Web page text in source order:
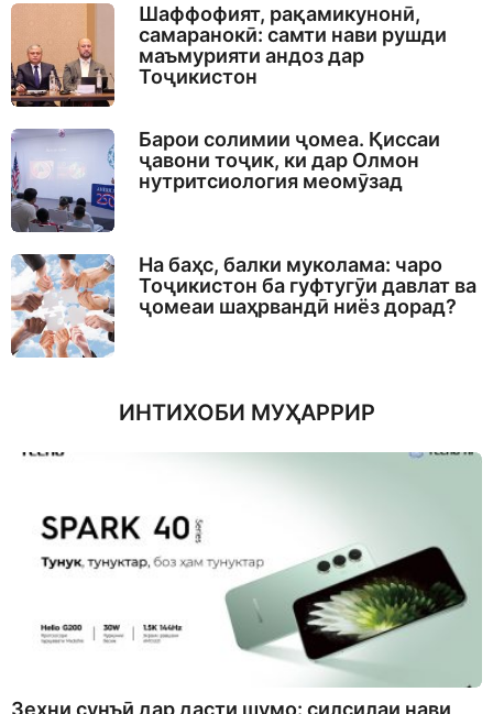
Шаффофият, рақамикунонӣ,
самаранокӣ: самти нави рушди
маъмурияти андоз дар
Тоҷикистон
Барои солимии ҷомеа. Қиссаи
ҷавони тоҷик, ки дар Олмон
нутритсиология меомӯзад
На баҳс, балки муколама: чаро
Тоҷикистон ба гуфтугӯи давлат ва
ҷомеаи шаҳрвандӣ ниёз дорад?
ИНТИХОБИ МУҲАРРИР
Зеҳни сунъӣ дар дасти шумо: силсилаи нави